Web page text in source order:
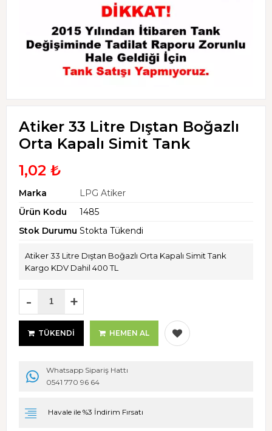
Atiker 33 Litre Dıştan Boğazlı
Orta Kapalı Simit Tank
1,02 ₺
Marka
LPG Atiker
Ürün Kodu
1485
Stok Durumu Stokta Tükendi
Atiker 33 Litre Dıştan Boğazlı Orta Kapalı Simit Tank
Kargo KDV Dahil 400 TL
- +
TÜKENDI HEMEN AL
Whatsapp Sipariş Hattı
0541 770 96 64
Havale ile %3 İndirim Fırsatı